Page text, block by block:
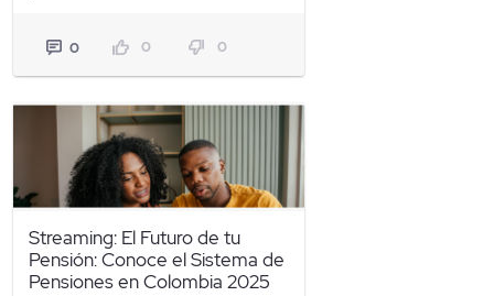
0 0 0
Streaming: El Futuro de tu
Pensión: Conoce el Sistema de
Pensiones en Colombia 2025